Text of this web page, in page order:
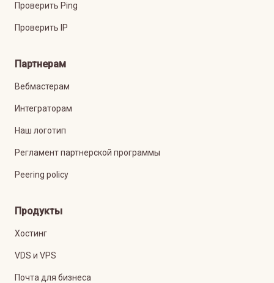
Проверить Ping
Проверить IP
Партнерам
Вебмастерам
Интеграторам
Наш логотип
Регламент партнерской программы
Peering policy
Продукты
Хостинг
VDS и VPS
Почта для бизнеса